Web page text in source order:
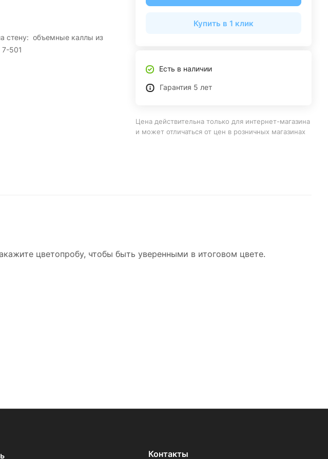
стену: объемные каллы из
7-501
Купить в 1 клик
Есть в наличии
Гарантия 5 лет
Цена действительна только для интернет-магазина
и может отличаться от цен в розничных магазинах
цветопробу, чтобы быть уверенными в итоговом цвете.
Контакты